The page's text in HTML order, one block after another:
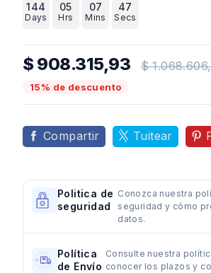
144
Days
05
Hrs
07
Mins
46
Secs
$ 908.315,93 $
15% de descuento
Compartir Tuitear
Politica de
seguridad
Conozca nuestra
seguridad y cómo
datos.
Política
de Envío
Consulte nuestra
conocer los plazos y